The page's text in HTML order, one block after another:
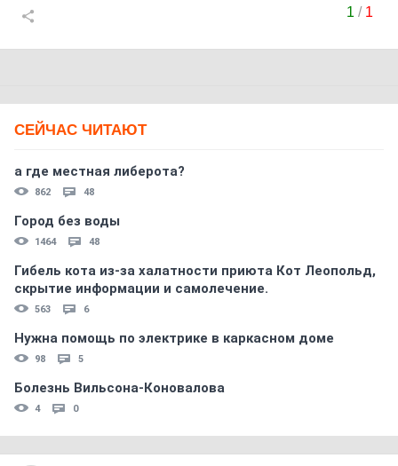
1 / 1
СЕЙЧАС ЧИТАЮТ
а где местная либерота?
862 48
Город без воды
1464 48
Гибель кота из-за халатности приюта Кот Леопольд,
скрытиe информации и самолечение.
563 6
Нужна помощь по электрике в каркасном доме
98 5
Болезнь Вильсона-Коновалова
4 0